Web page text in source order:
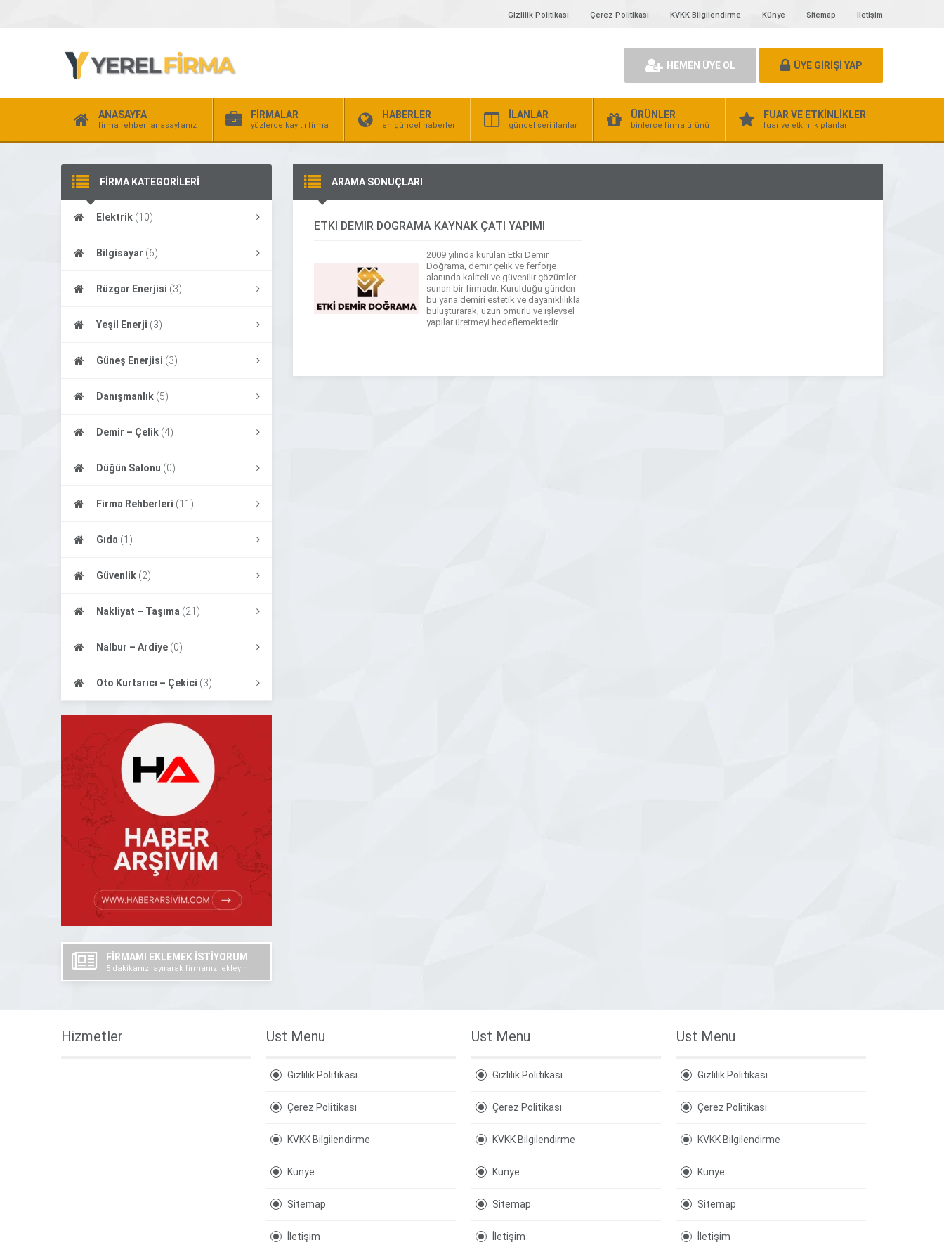
Gizlilik Politikası Çerez Politikası KVKK Bilgilendirme Künye Sitemap İletişim
HEMEN ÜYE OL ÜYE GİRİŞİ YAP
ANASAYFA
firma rehberi anasayfanız
FİRMALAR
yüzlerce kayıtlı firma
HABERLER
en güncel haberler
İLANLAR
güncel seri ilanlar
ÜRÜNLER
binlerce firma ürünü
FUAR VE ETKİNLİKLER
fuar ve etkinlik planları
FİRMA KATEGORİLERİ
Elektrik (10)
Bilgisayar (6)
Rüzgar Enerjisi (3)
Yeşil Enerji (3)
Güneş Enerjisi (3)
Danışmanlık (5)
Demir – Çelik (4)
Düğün Salonu (0)
Firma Rehberleri (11)
Gıda (1)
Güvenlik (2)
Nakliyat – Taşıma (21)
Nalbur – Ardiye (0)
Oto Kurtarıcı – Çekici (3)
FİRMAMI EKLEMEK İSTİYORUM
5 dakikanızı ayırarak firmanızı ekleyin..
ARAMA SONUÇLARI
ETKİ DEMİR DOĞRAMA KAYNAK ÇATI YAPIMI
2009 yılında kurulan Etki Demir
Doğrama, demir çelik ve ferforje
alanında kaliteli ve güvenilir çözümler
sunan bir firmadır. Kurulduğu günden
bu yana demiri estetik ve dayanıklılıkla
buluşturarak, uzun ömürlü ve işlevsel
yapılar üretmeyi hedeflemektedir.
Deneyimli ustalar ve profesyonel
[…]
Hizmetler Ust Menu
Gizlilik Politikası
Çerez Politikası
KVKK Bilgilendirme
Künye
Sitemap
İletişim
Ust Menu
Gizlilik Politikası
Çerez Politikası
KVKK Bilgilendirme
Künye
Sitemap
İletişim
Ust Menu
Gizlilik Politikası
Çerez Politikası
KVKK Bilgilendirme
Künye
Sitemap
İletişim